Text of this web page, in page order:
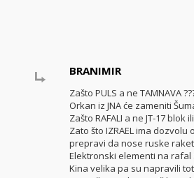
BRANIMIR
Zašto PULS a ne TAMNAVA
Orkan iz JNA će zameniti
Zašto RAFALI a ne JT-17 blok
Zato što IZRAEL ima dozvolu
prepravi da nose ruske
Elektronski elementi na
Kina velika pa su napravili